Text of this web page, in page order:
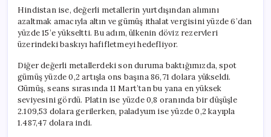
Hindistan ise, değerli metallerin yurtdışından alımını
azaltmak amacıyla altın ve gümüş ithalat vergisini yüzde 6’dan
yüzde 15’e yükseltti. Bu adım, ülkenin döviz rezervleri
üzerindeki baskıyı hafifletmeyi hedefliyor.
Diğer değerli metallerdeki son duruma baktığımızda, spot
gümüş yüzde 0,2 artışla ons başına 86,71 dolara yükseldi.
Gümüş, seans sırasında 11 Mart’tan bu yana en yüksek
seviyesini gördü. Platin ise yüzde 0,8 oranında bir düşüşle
2.109,53 dolara gerilerken, paladyum ise yüzde 0,2 kayıpla
1.487,47 dolara indi.